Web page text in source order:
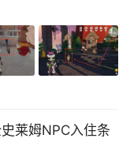
莱姆NPC入住条